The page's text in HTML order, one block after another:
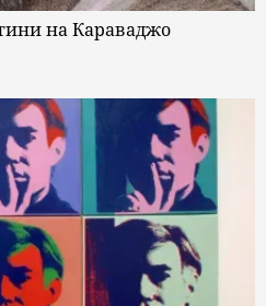
на Караваджо